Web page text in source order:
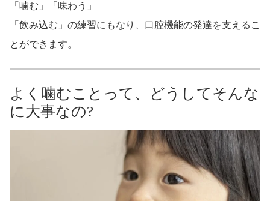
「噛む」「味わう」
「飲み込む」の練習にもなり、口腔機能の発達を支えるこ
とができます。
よく噛むことって、どうしてそんな
に大事なの?